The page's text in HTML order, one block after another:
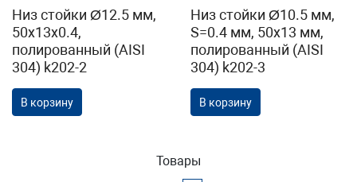
Низ стойки Ø12.5 мм,
50х13х0.4,
полированный (AISI
304) k202-2
В корзину
Низ стойки Ø10.5 мм,
S=0.4 мм, 50х13 мм,
полированный (AISI
304) k202-3
В корзину
Товары